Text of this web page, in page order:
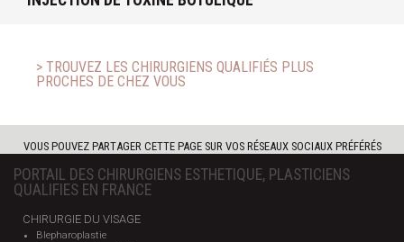
> TROUVEZ LES CHIRURGIENS QUALIFIÉS PLUS
PROCHES DE CHEZ VOUS
VOUS POUVEZ PARTAGER CETTE PAGE SUR VOS RÉSEAUX SOCIAUX PRÉFÉRÉS
PORTAIL DES CHIRURGIENS ESTHETIQUE, PLASTICIENS
QUALIFIES EN FRANCE
CHIRURGIE DU VISAGE
Blepharoplastie